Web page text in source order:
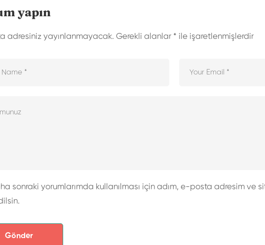
yapın
adresiniz yayınlanmayacak. Gerekli alanlar * ile işaretlenmişlerdir
sonraki yorumlarımda kullanılması için adım, e-posta adresim ve